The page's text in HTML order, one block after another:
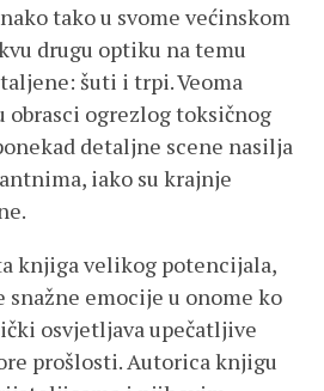
tako u svome većinskom
drugu optiku na temu
šuti i trpi. Veoma
obrasci ogrezlog toksičnog
detaljne scene nasilja
iako su krajnje
knjiga velikog potencijala,
snažne emocije u onome ko
osvjetljava upečatljive
prošlosti. Autorica knjigu